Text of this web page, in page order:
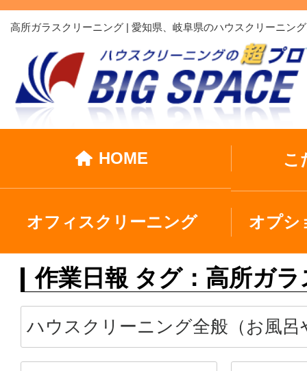
高所ガラスクリーニング | 愛知県、岐阜県のハウスクリーニン
HOME こ
オフィスクリーニング オプシ
作業日報 タグ：高所ガ
ハウスクリーニング全般（お風